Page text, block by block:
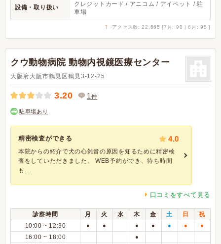
設備・取り扱い
クレジットカード / アニコム / アイペット / 駐
車場
↑ アクセス数: 22,665 [7月: 98 | 6月: 95 ]
クウ動物病院 動物内視鏡医療センター
大阪府大阪市鶴見区鶴見3-12-25
3.20 1件
駐車場あり
精密検査ができる 4.0
本院からの紹介で犬の心雑音の原因を知るために精密検
査をしていただきました。 WEB予約ができ、待ち時間
も...
口コミをすべて見る
診察時間 月 火 水 木 金 土 日
祝
10:00 ~ 12:30
● ● ● ● ● ● ●
16:00 ~ 18:00 ●